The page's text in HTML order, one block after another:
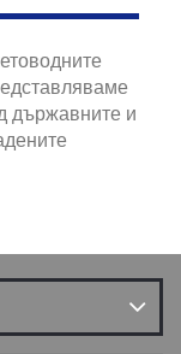
държавните и